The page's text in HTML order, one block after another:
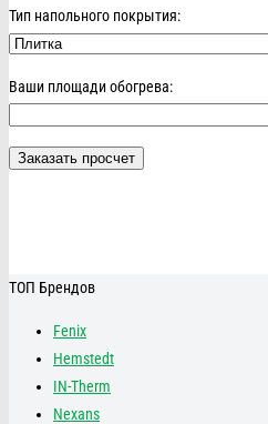
Тип напольного покрытия:
Ваши площади обогрева:
ТОП Брендов
Fenix
Hemstedt
IN-Therm
Nexans